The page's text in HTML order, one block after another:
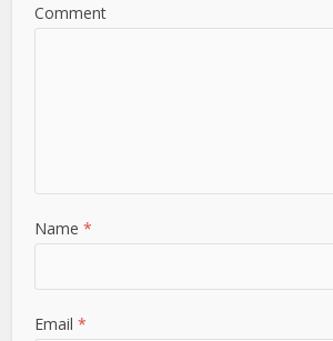
Comment
Name*
Email*